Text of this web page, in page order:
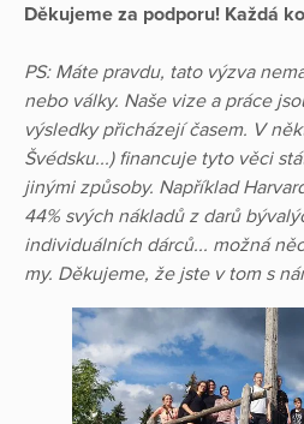
Děkujeme za podporu! Každá
PS: Máte pravdu, tato výzva
nebo války. Naše vize a práce
výsledky přicházejí časem. V
Švédsku...) financuje tyto věci
jinými způsoby. Například
44% svých nákladů z darů
individuálních dárců... možná
my. Děkujeme, že jste v tom s